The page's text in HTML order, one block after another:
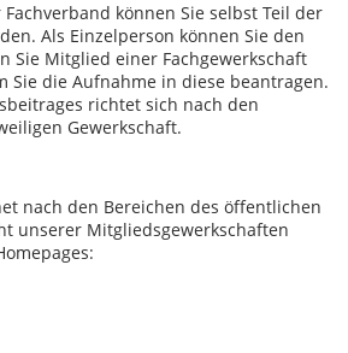
können Sie selbst Teil der
Als Einzelperson können Sie den
Sie Mitglied einer Fachgewerkschaft
Sie die Aufnahme in diese beantragen.
richtet sich nach den
Gewerkschaft.
nach den Bereichen des öffentlichen
unserer Mitgliedsgewerkschaften